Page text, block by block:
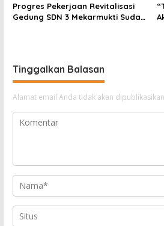
Progres Pekerjaan Revitalisasi
Gedung SDN 3 Mekarmukti Sudah
Tinggalkan Balasan
Alamat email Anda tidak akan